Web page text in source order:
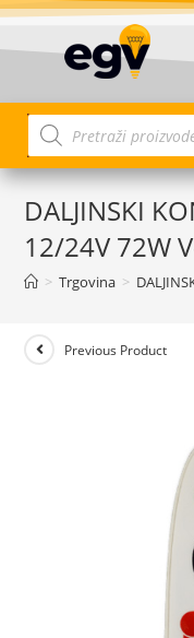
DALJINSKI
12/24V 72W
> Trgovina >
Previous Product